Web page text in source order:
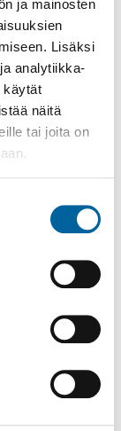
ja mainosten
Lisäksi
analytiikka-
käytät
näitä
tai joita on